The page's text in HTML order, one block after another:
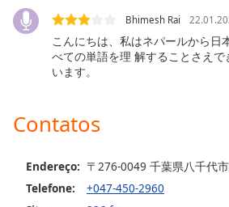
Descriptions
descriptions
Subtitles
settings
opens
Bhimesh Rai
こんにちは、私はネパールから日
べての単語を理 解することさえ
います。
Contatos
Endereço: 〒276-0049 千葉県八千代
Telefone:
+047-450-2960